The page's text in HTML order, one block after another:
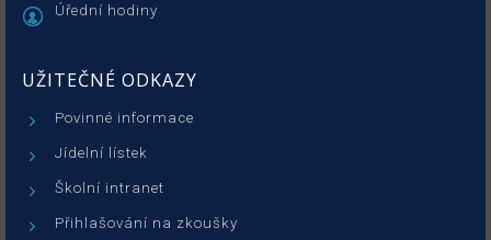
Úřední hodiny
UŽITEČNÉ ODKAZY
Povinné informace
Jídelní lístek
Školní intranet
Přihlašování na zkoušky